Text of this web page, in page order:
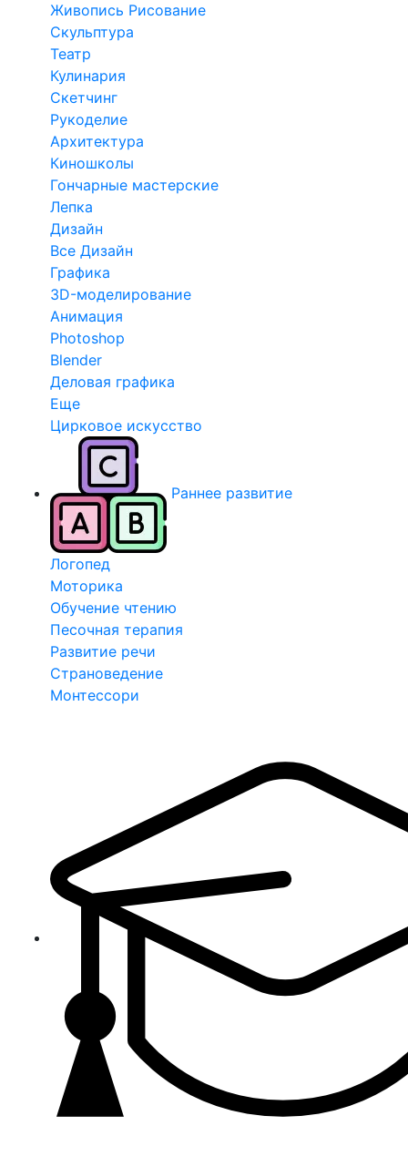
Живопись Рисование
Скульптура
Театр
Кулинария
Скетчинг
Рукоделие
Архитектура
Киношколы
Гончарные мастерские
Лепка
Дизайн
Все Дизайн
Графика
3D-моделирование
Анимация
Photoshop
Blender
Деловая графика
Еще
Цирковое искусство
Раннее развитие
Логопед
Моторика
Обучение чтению
Песочная терапия
Развитие речи
Страноведение
Монтессори